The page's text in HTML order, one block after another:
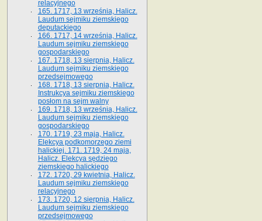
relacyjnego
165. 1717, 13 września, Halicz.
Laudum sejmiku ziemskiego
deputackiego
166. 1717, 14 września, Halicz.
Laudum sejmiku ziemskiego
gospodarskiego
167. 1718, 13 sierpnia, Halicz.
Laudum sejmiku ziemskiego
przedsejmowego
168. 1718, 13 sierpnia, Halicz.
Instrukcya sejmiku ziemskiego
posłom na sejm walny
169. 1718, 13 września, Halicz.
Laudum sejmiku ziemskiego
gospodarskiego
170. 1719, 23 maja, Halicz.
Elekcya podkomorzego ziemi
halickiej. 171. 1719, 24 maja,
Halicz. Elekcya sędziego
ziemskiego halickiego
172. 1720, 29 kwietnia, Halicz.
Laudum sejmiku ziemskiego
relacyjnego
173. 1720, 12 sierpnia, Halicz.
Laudum sejmiku ziemskiego
przedsejmowego